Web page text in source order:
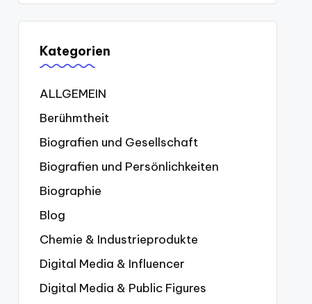
Kategorien
ALLGEMEIN
Berühmtheit
Biografien und Gesellschaft
Biografien und Persönlichkeiten
Biographie
Blog
Chemie & Industrieprodukte
Digital Media & Influencer
Digital Media & Public Figures